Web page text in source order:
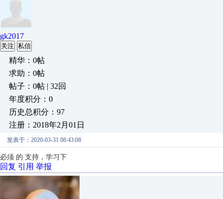
gk2017
关注 私信
精华：0帖
求助：0帖
帖子：0帖 | 32回
年度积分：0
历史总积分：97
注册：2018年2月01日
发表于：2020-03-31 08:43:08
必须 的 支持，学习下
回复 引用 举报